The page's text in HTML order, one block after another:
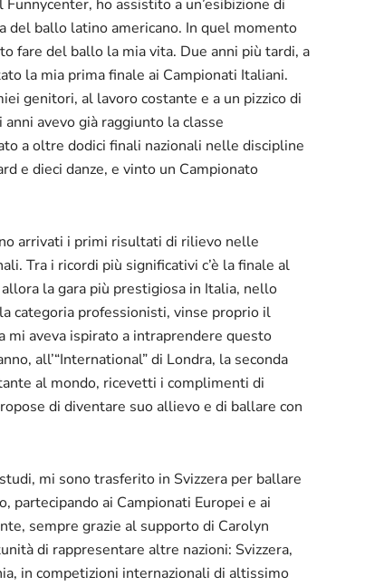
ho assistito a un’esibizione di
del ballo latino americano. In quel momento
fare del ballo la mia vita. Due anni più tardi, a
la mia prima finale ai Campionati Italiani.
genitori, al lavoro costante e a un pizzico di
avevo già raggiunto la classe
a oltre dodici finali nazionali nelle discipline
e dieci danze, e vinto un Campionato
arrivati i primi risultati di rilievo nelle
Tra i ricordi più significativi c’è la finale al
la gara più prestigiosa in Italia, nello
categoria professionisti, vinse proprio il
mi aveva ispirato a intraprendere questo
all’“International” di Londra, la seconda
al mondo, ricevetti i complimenti di
di diventare suo allievo e di ballare con
mi sono trasferito in Svizzera per ballare
partecipando ai Campionati Europei e ai
sempre grazie al supporto di Carolyn
di rappresentare altre nazioni: Svizzera,
in competizioni internazionali di altissimo